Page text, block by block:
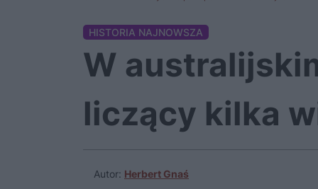
HISTORIA NAJNOWSZA
W
liczący kilka
Autor: Herbert Gnaś